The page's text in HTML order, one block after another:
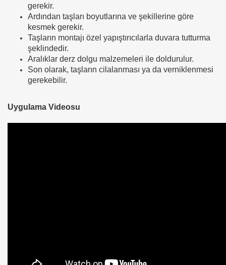
gerekir.
Ardından taşları boyutlarına ve şekillerine göre
kesmek gerekir.
Taşların montajı özel yapıştırıcılarla duvara tutturma
şeklindedir.
Aralıklar derz dolgu malzemeleri ile doldurulur.
Son olarak, taşların cilalanması ya da verniklenmesi
gerekebilir.
Uygulama Videosu